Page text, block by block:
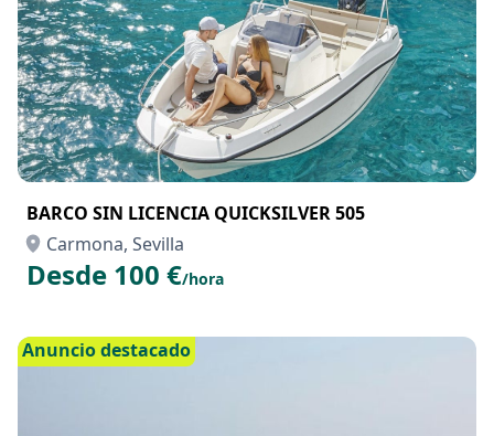
BARCO SIN LICENCIA QUICKSILVER 505
Carmona, Sevilla
Desde 100 €/hora
Anuncio destacado